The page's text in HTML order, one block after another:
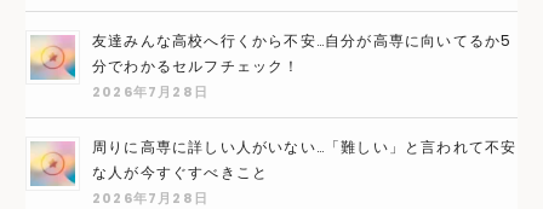
友達みんな高校へ行くから不安…自分が高専に向いてるか5
分でわかるセルフチェック！
2026年7月28日
周りに高専に詳しい人がいない…「難しい」と言われて不安
な人が今すぐすべきこと
2026年7月28日